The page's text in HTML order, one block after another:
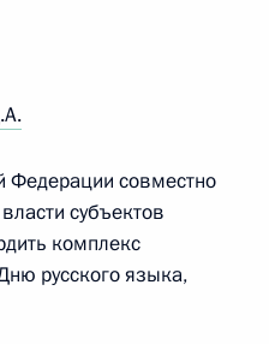
проблемам моногородов
Федерации совместно
субъектов
комплекс
русского языка,